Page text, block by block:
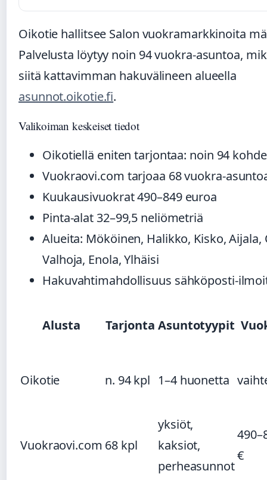
Oikotie hallitsee Salon vuokramarkkinoita
Palvelusta löytyy noin 94 vuokra-asuntoa,
siitä kattavimman hakuvälineen alueella
asunnot.oikotie.fi.
Valikoiman keskeiset tiedot
Oikotiellä eniten tarjontaa: noin 94
Vuokraovi.com tarjoaa 68 vuokra-
Kuukausivuokrat 490–849 euroa
Pinta-alat 32–99,5 neliömetriä
Alueita: Mököinen, Halikko, Kisko, Aijala,
Valhoja, Enola, Ylhäisi
Hakuvahtimahdollisuus sähköposti-
Alusta Tarjonta Asuntotyypit
Oikotie n. 94 kpl 1–4 huonetta
Vuokraovi.com 68 kpl
yksiöt,
kaksiot,
perheasunnot
€